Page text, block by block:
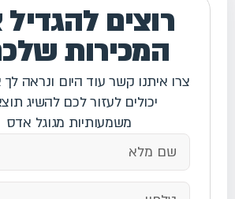
רוצים
המכירות
צרו איתנו קשר עוד היום ונראה לך
יכולים לעזור לכם להשיג
משמעותיות מגוגל אדס